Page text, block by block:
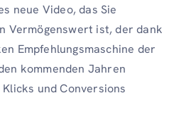
neue Video, das Sie
Vermögenswert ist, der dank
Empfehlungsmaschine der
kommenden Jahren
und Conversions